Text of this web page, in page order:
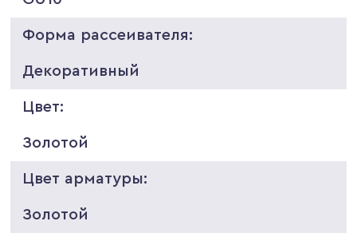
Форма рассеивателя:
Декоративный
Цвет:
Золотой
Цвет арматуры:
Золотой